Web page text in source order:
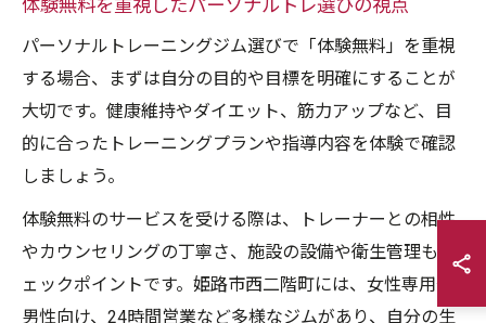
体験無料を重視したパーソナルトレ選びの視点
パーソナルトレーニングジム選びで「体験無料」を重視
する場合、まずは自分の目的や目標を明確にすることが
大切です。健康維持やダイエット、筋力アップなど、目
的に合ったトレーニングプランや指導内容を体験で確認
しましょう。
体験無料のサービスを受ける際は、トレーナーとの相性
やカウンセリングの丁寧さ、施設の設備や衛生管理もチ
ェックポイントです。姫路市西二階町には、女性専用や
男性向け、24時間営業など多様なジムがあり、自分の生